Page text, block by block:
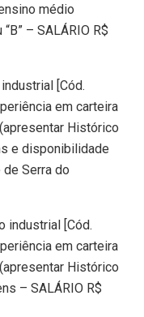
médio
– SALÁRIO R$
[Cód.
em carteira
Histórico
e disponibilidade
Serra do
industrial [Cód.
em carteira
Histórico
– SALÁRIO R$